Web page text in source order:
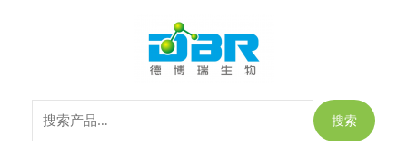
主
菜
单
搜索